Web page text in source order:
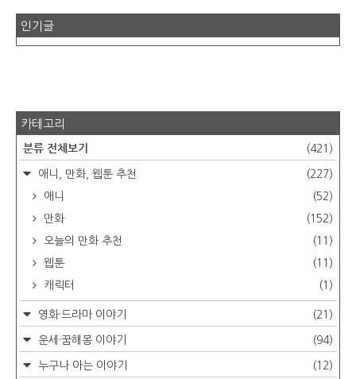
인기글
카테고리
분류 전체보기 (421)
애니, 만화, 웹툰 추천
(227)
애니
(52)
만화
(152)
오늘의 만화 추천
(11)
웹툰
(11)
캐릭터
(1)
영화·드라마 이야기 (21)
운세·꿈해몽 이야기 (94)
누구나 아는 이야기 (12)